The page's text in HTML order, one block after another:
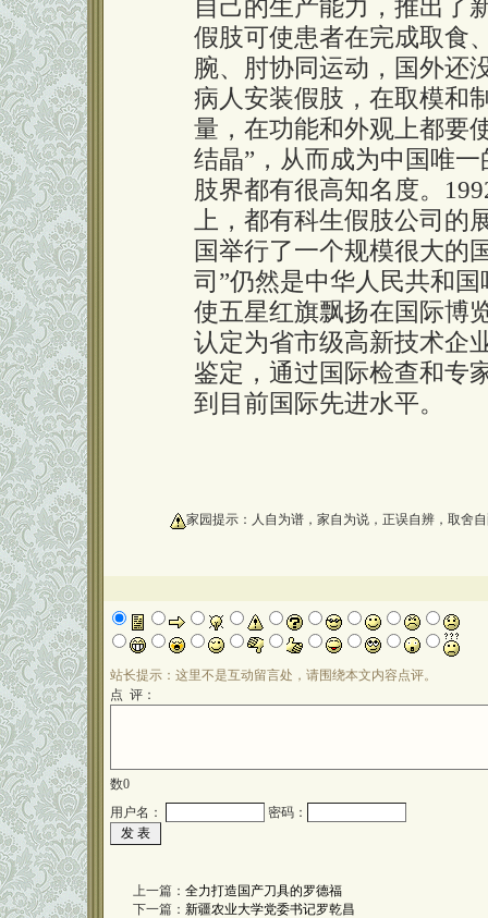
自己的生产能力，推出了
假肢可使患者在完成取食
腕、肘协同运动，国外还
病人安装假肢，在取模和
量，在功能和外观上都要
结晶”，从而成为中国唯
肢界都有很高知名度。
上，都有科生假肢公司的
国举行了一个规模很大的
司”仍然是中华人民共和
使五星红旗飘扬在国际博
认定为省市级高新技术企
鉴定，通过国际检查和专
到目前国际先进水平。
家园提示：人自为谱，家自为说，正误自辨，取舍
站长提示：这里不是互动留言处，请围绕本文内容点评。
点 评：
数0
用户名：
密码：
上一篇： 全力打造国产刀具的罗德福
下一篇： 新疆农业大学党委书记罗乾昌